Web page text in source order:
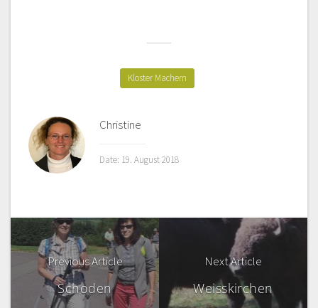
Christine
Date: 19. August 2018
Kloster Machern
Previous Article
Schoden
Next Article
Weisskirchen